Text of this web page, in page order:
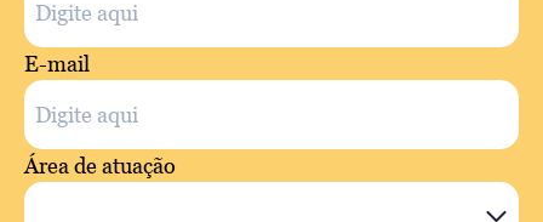
E-mail
Área de atuação